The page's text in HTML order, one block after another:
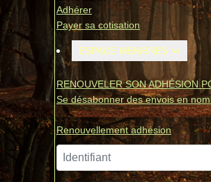
Adhérer
Payer sa cotisation
ESPACE MEMBRES
RENOUVELER SON ADHÉSION
Se désabonner des envois en
Renouvellement adhésion
Identifiant